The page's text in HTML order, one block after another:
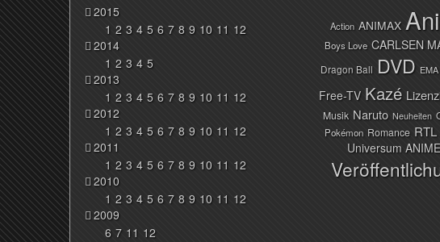
2015
1 2 3 4 5 6 7 8 9 10 11 12
2014
1 2 3 4 5
2013
1 2 3 4 5 6 7 8 9 10 11 12
2012
1 2 3 4 5 6 7 8 9 10 11 12
2011
1 2 3 4 5 6 7 8 9 10 11 12
2010
1 2 3 4 5 6 7 8 9 10 11 12
2009
6 7 11 12
Action ANIMAX
Boys Love CARLSEN
Dragon Ball DVD EMA
Free-TV Kazé
Musik Naruto Neuheiten
Pokémon Romance RTL
Universum ANIME